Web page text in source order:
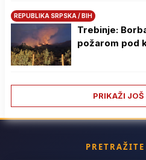
REPUBLIKA SRPSKA / BIH
Trebinje:
požarom pod
PRIKAŽI